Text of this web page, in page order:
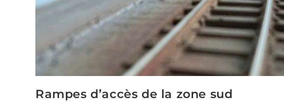
Rampes d’accès de la zone sud